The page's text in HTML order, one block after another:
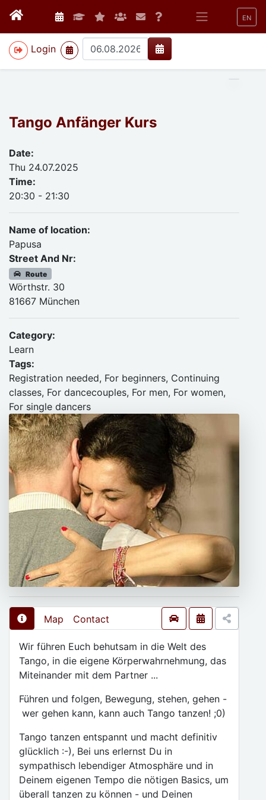
EN
Login
>
Tango Anfänger Kurs
Date:
Thu 24.07.2025
Time:
20:30 - 21:30
Name of location:
Papusa
Street And Nr:
Route
Wörthstr. 30
81667 München
Category:
Learn
Tags:
Registration needed, For beginners, Continuing
classes, For dancecouples, For men, For women,
For single dancers
Map Contact
Wir führen Euch behutsam in die Welt des
Tango, in die eigene Körperwahrnehmung, das
Miteinander mit dem Partner ...
Führen und folgen, Bewegung, stehen, gehen -
wer gehen kann, kann auch Tango tanzen! ;0)
Tango tanzen entspannt und macht definitiv
glücklich :-), Bei uns erlernst Du in
sympathisch lebendiger Atmosphäre und in
Deinem eigenen Tempo die nötigen Basics, um
überall tanzen zu können - und Deinen